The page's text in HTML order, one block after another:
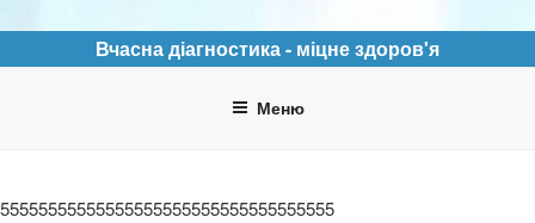
ПАНАКЕЯ
Вчасна діагностика - міцне здоров'я
Меню
55555555555555555555555555555555555